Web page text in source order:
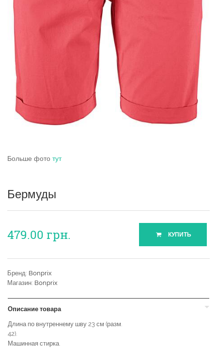
Больше фото тут
Бермуды
479.00 грн. КУПИТЬ
Бренд: Bonprix
Магазин: Bonprix
Описание товара
Длина по внутреннему шву 23 см (разм.
42).
Машинная стирка.